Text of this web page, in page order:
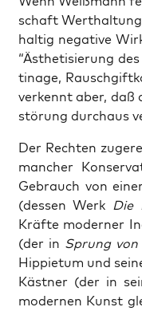
schaft
hal­tig nega­ti­ve
“Ästhe­ti­sie­rung
ti­na­ge,
ver­kennt aber, daß
stö­rung durch­aus
Der Rech­ten
man­cher
Gebrauch von
(des­sen Werk Die
Kräf­te moder­ner
(der in Sprung von
Hip­pie­tum und
Käst­ner (der in
moder­nen Kunst